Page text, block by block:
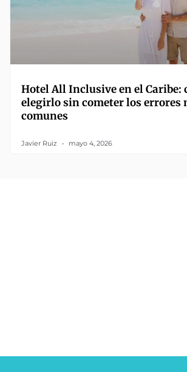
Hotel All Inclusive en el Caribe:
elegirlo sin cometer los errores
comunes
Javier Ruiz mayo 4, 2026